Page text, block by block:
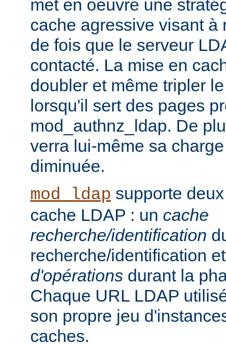
met en oeuvre une
cache agressive visant à
de fois que le serveur
contacté. La mise en
doubler et même tripler
lorsqu'il sert des pages
mod_authnz_ldap. De
verra lui-même sa
diminuée.
mod_ldap supporte
cache LDAP : un cache
recherche/identification
recherche/identification
d'opérations durant la
Chaque URL LDAP
son propre jeu
caches.